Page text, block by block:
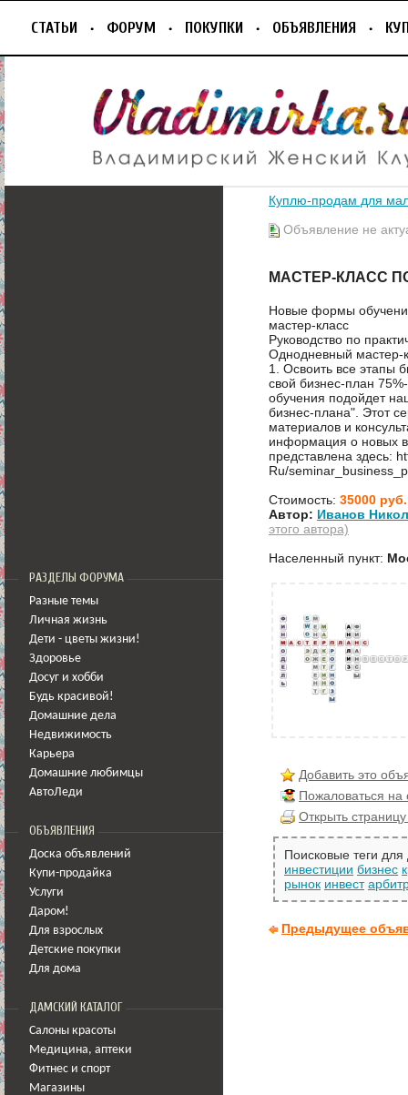
СТАТЬИ ФОРУМ ПОКУПКИ ОБЪЯВЛЕНИЯ
РАЗДЕЛЫ ФОРУМА
Разные темы
Личная жизнь
Дети - цветы жизни!
Здоровье
Досуг и хобби
Будь красивой!
Домашние дела
Недвижимость
Карьера
Домашние любимцы
АвтоЛеди
ОБЪЯВЛЕНИЯ
Доска объявлений
Купи-продайка
Услуги
Даром!
Для взрослых
Детские покупки
Для дома
ДАМСКИЙ КАТАЛОГ
Салоны красоты
Медицина, аптеки
Фитнес и спорт
Магазины
Куплю-продам для
Объявление не
МАСТЕР-КЛАСС
Новые формы
мастер-класс
Руководство по
Однодневный мастер-
1. Освоить все этапы
свой бизнес-план
обучения подойдет
бизнес-плана". Этот
материалов и
информация о новых
представлена здесь:
Ru/
Стоимость: 35000 руб.
Автор: Иванов
этого автора)
Населенный пункт:
Добавить это
Пожаловаться
Открыть
Поисковые теги
инвестиции бизнес
рынок инвест
Предыдущее